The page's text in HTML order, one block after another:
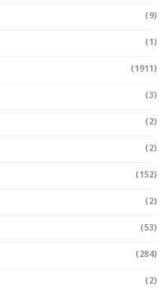
(9)
(1)
(1911)
(3)
(2)
(2)
(152)
(2)
(53)
(284)
(2)